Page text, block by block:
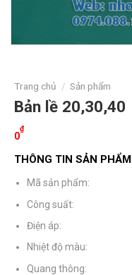
Trang chủ / Sản phẩm
Bản lề 20,30,40
0
₫
THÔNG TIN SẢN PHẨM
Mã sản phẩm:
Công suất:
Điện áp:
Nhiệt độ màu:
Quang thông: